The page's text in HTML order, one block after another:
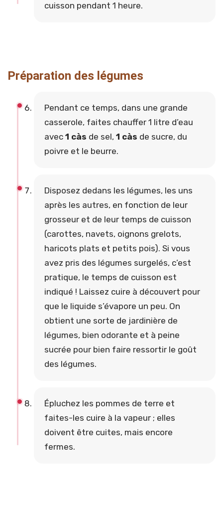
cuisson pendant 1 heure.
Préparation des légumes
Pendant ce temps, dans une grande
casserole, faites chauffer 1 litre d’eau
avec 1 càs de sel, 1 càs de sucre, du
poivre et le beurre.
Disposez dedans les légumes, les uns
après les autres, en fonction de leur
grosseur et de leur temps de cuisson
(carottes, navets, oignons grelots,
haricots plats et petits pois). Si vous
avez pris des légumes surgelés, c’est
pratique, le temps de cuisson est
indiqué ! Laissez cuire à découvert pour
que le liquide s’évapore un peu. On
obtient une sorte de jardinière de
légumes, bien odorante et à peine
sucrée pour bien faire ressortir le goût
des légumes.
Épluchez les pommes de terre et
faites-les cuire à la vapeur ; elles
doivent être cuites, mais encore
fermes.